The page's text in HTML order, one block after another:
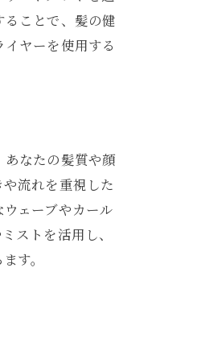
ことで、髪の健
ヤーを使用する
なたの髪質や顔
流れを重視した
ェーブやカール
ストを活用し、
す。